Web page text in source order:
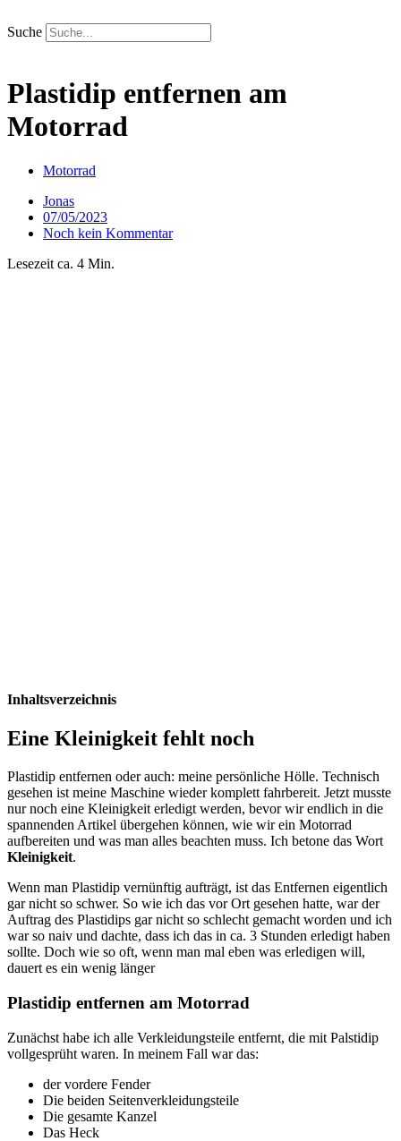
Inhalt
springen
Suche
Plastidip entfernen am
Motorrad
Motorrad
Jonas
07/05/2023
Noch kein Kommentar
Lesezeit ca. 4 Min.
Inhaltsverzeichnis
Eine Kleinigkeit fehlt noch
Plastidip entfernen oder auch: meine persönliche Hölle. Technisch
gesehen ist meine Maschine wieder komplett fahrbereit. Jetzt musste
nur noch eine Kleinigkeit erledigt werden, bevor wir endlich in die
spannenden Artikel übergehen können, wie wir ein Motorrad
aufbereiten und was man alles beachten muss. Ich betone das Wort
Kleinigkeit.
Wenn man Plastidip vernünftig aufträgt, ist das Entfernen eigentlich
gar nicht so schwer. So wie ich das vor Ort gesehen hatte, war der
Auftrag des Plastidips gar nicht so schlecht gemacht worden und ich
war so naiv und dachte, dass ich das in ca. 3 Stunden erledigt haben
sollte. Doch wie so oft, wenn man mal eben was erledigen will,
dauert es ein wenig länger
Plastidip entfernen am Motorrad
Zunächst habe ich alle Verkleidungsteile entfernt, die mit Palstidip
vollgesprüht waren. In meinem Fall war das:
der vordere Fender
Die beiden Seitenverkleidungsteile
Die gesamte Kanzel
Das Heck